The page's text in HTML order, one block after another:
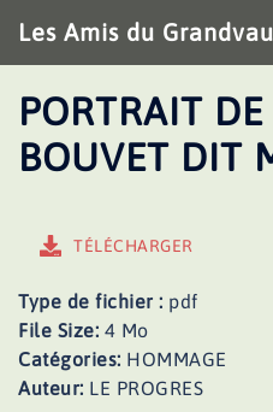
au
contenu
Les Amis du
PORTRAIT
BOUVET DIT
TÉLÉCHARGER
Type de fichier : pdf
File Size: 4 Mo
Catégories: HOMMAGE
Auteur: LE PROGRES